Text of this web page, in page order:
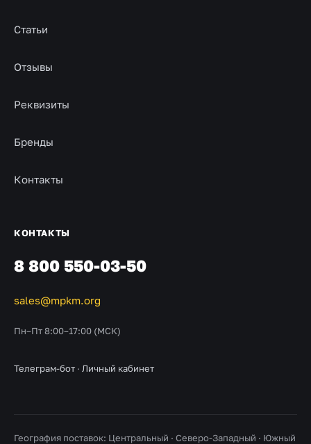
Статьи
Отзывы
Реквизиты
Бренды
Контакты
КОНТАКТЫ
8 800 550-03-50
sales@mpkm.org
Пн–Пт 8:00–17:00 (МСК)
Телеграм-бот · Личный кабинет
География поставок: Центральный · Северо-Западный · Южный